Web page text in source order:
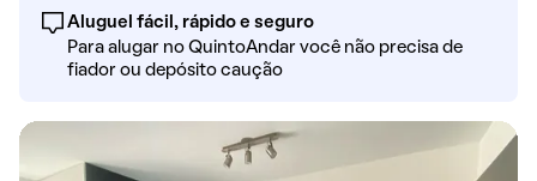
Aluguel fácil, rápido e seguro
Para alugar no QuintoAndar você não precisa de
fiador ou depósito caução